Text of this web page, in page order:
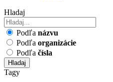
Hladaj
Podľa názvu
Podľa organizácie
Podľa čísla
Hladaj
Tagy